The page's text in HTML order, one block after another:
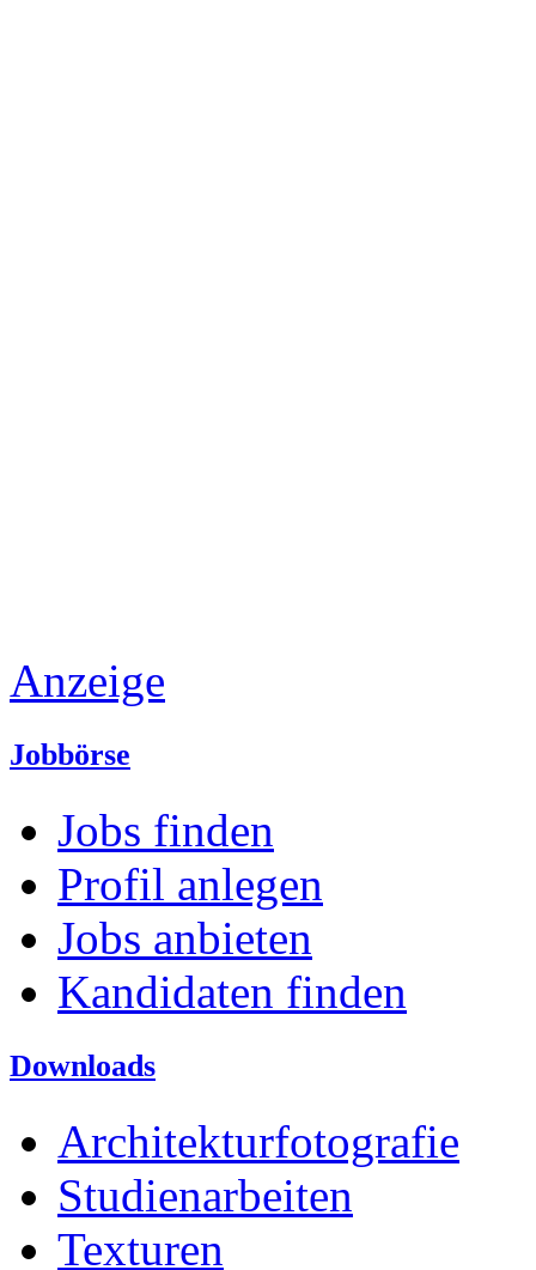
Anzeige
Jobbörse
Jobs finden
Profil anlegen
Jobs anbieten
Kandidaten finden
Downloads
Architekturfotografie
Studienarbeiten
Texturen